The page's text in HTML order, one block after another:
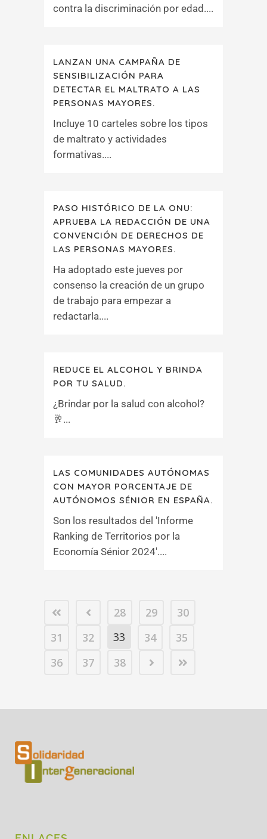
contra la discriminación por edad....
LANZAN UNA CAMPAÑA DE
SENSIBILIZACIÓN PARA
DETECTAR EL MALTRATO A LAS
PERSONAS MAYORES.
Incluye 10 carteles sobre los tipos
de maltrato y actividades
formativas....
PASO HISTÓRICO DE LA ONU:
APRUEBA LA REDACCIÓN DE UNA
CONVENCIÓN DE DERECHOS DE
LAS PERSONAS MAYORES.
Ha adoptado este jueves por
consenso la creación de un grupo
de trabajo para empezar a
redactarla....
REDUCE EL ALCOHOL Y BRINDA
POR TU SALUD.
¿Brindar por la salud con alcohol?
🥂...
LAS COMUNIDADES AUTÓNOMAS
CON MAYOR PORCENTAJE DE
AUTÓNOMOS SÉNIOR EN ESPAÑA.
Son los resultados del 'Informe
Ranking de Territorios por la
Economía Sénior 2024'....
28 29
30
31
32 33 34
35
36
37 38